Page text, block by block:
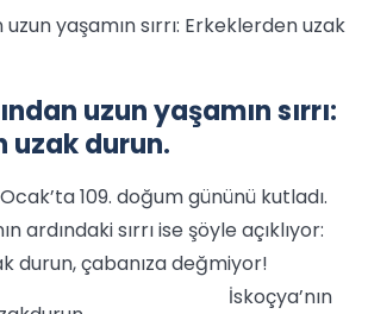
uzun yaşamın sırrı: Erkeklerden uzak
uzun yaşamın sırrı:
uzak durun.
109. doğum gününü kutladı.
ardındaki sırrı ise şöyle açıklıyor:
durun, çabanıza değmiyor!
İskoçya’nın